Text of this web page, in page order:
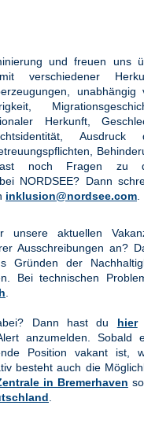
und freuen uns
verschiedener
unabhängig
Herkunft,
Ausdruck
noch Fragen zu
bei NORDSEE? Dann
inklusion@nordsee.com
unsere aktuellen
Ausschreibungen an?
Gründen der
Bei technischen
Dann hast du hier
anzumelden. Sobald
Position vakant ist,
besteht auch die
in Bremerhaven